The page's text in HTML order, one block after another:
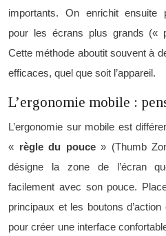
importants. On enrichit ensuite
pour les écrans plus grands («
Cette méthode aboutit souvent à
efficaces, quel que soit l’appareil.
L’ergonomie mobile :
L’ergonomie sur mobile est
« règle du pouce» (Thumb
désigne la zone de l’écran
facilement avec son pouce.
principaux et les boutons
pour créer une interface